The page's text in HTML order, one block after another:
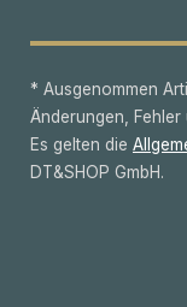
* Ausgenommen
Änderungen,
Es gelten die
DT&SHOP GmbH.